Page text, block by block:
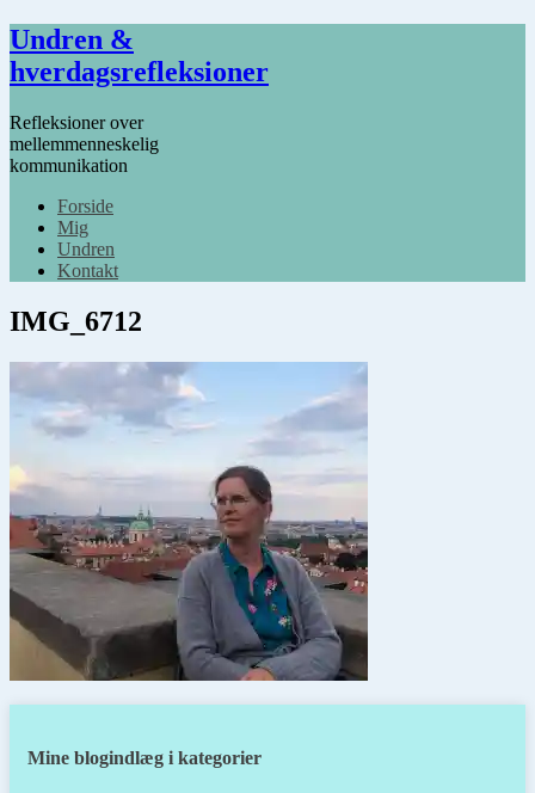
Undren &
hverdagsrefleksioner
Refleksioner over
mellemmenneskelig
kommunikation
Forside
Mig
Undren
Kontakt
IMG_6712
Mine blogindlæg i kategorier